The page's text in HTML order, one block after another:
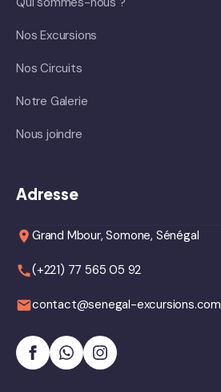
Nos Excursions
Nos Circuits
Notre Galerie
Nous joindre
Adresse
Grand Mbour, Somone, Sénégal
(+221) 77 565 05 92
contact@senegal-excursions.com